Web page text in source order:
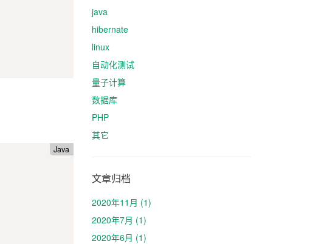
Java
java
hibernate
linux
自动化测试
量子计算
数据库
PHP
其它
文章归档
2020年11月 (1)
2020年7月 (1)
2020年6月 (1)